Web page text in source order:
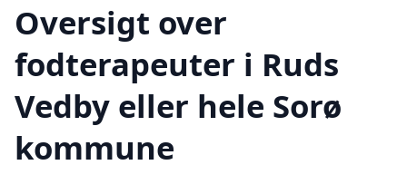
Oversigt over
fodterapeuter i Ruds
Vedby eller hele Sorø
kommune